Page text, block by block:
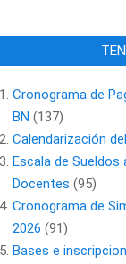
Cronograma de
BN (137)
Calendarización
Escala de Sueldos
Docentes (95)
Cronograma de
2026 (91)
Bases e